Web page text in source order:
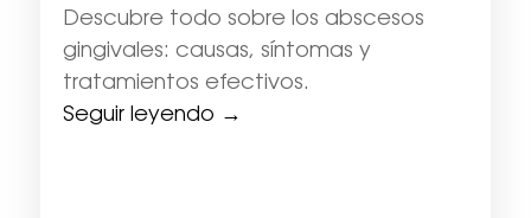
Descubre todo sobre los abscesos
gingivales: causas, síntomas y
tratamientos efectivos.
Seguir leyendo →